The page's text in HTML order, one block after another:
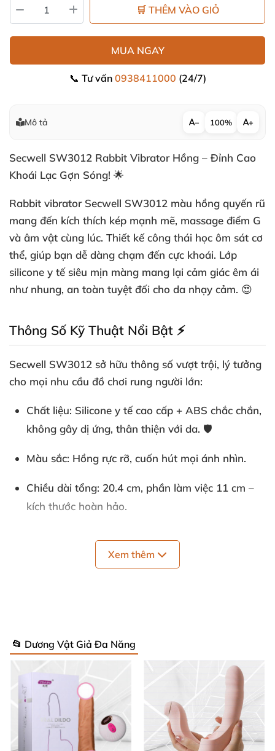
🛒 THÊM VÀO GIỎ
MUA NGAY
📞 Tư vấn 0938411000 (24/7)
Mô tả − 100% +
Secwell SW3012 Rabbit Vibrator Hồng – Đỉnh Cao
Khoái Lạc Gợn Sóng! 🌟
Rabbit vibrator Secwell SW3012 màu hồng quyến rũ
mang đến kích thích kép mạnh mẽ, massage điểm G
và âm vật cùng lúc. Thiết kế công thái học ôm sát cơ
thể, giúp bạn dễ dàng chạm đến cực khoái. Lớp
silicone y tế siêu mịn màng mang lại cảm giác êm ái
như nhung, an toàn tuyệt đối cho da nhạy cảm. 😍
Thông Số Kỹ Thuật Nổi Bật ⚡
Secwell SW3012 sở hữu thông số vượt trội, lý tưởng
cho mọi nhu cầu đồ chơi rung người lớn:
Chất liệu: Silicone y tế cao cấp + ABS chắc chắn,
không gây dị ứng, thân thiện với da. 🛡️
Màu sắc: Hồng rực rỡ, cuốn hút mọi ánh nhìn.
Chiều dài tổng: 20.4 cm, phần làm việc 11 cm –
kích thước hoàn hảo.
mạnh mẽ, đa dạng lựa chọn.
Sạc USB
: Sạc 120 phút, dùng liên tục 60 phút –
pin bền bỉ.
Chống nước IPX7: Tắm rửa thoải mái dưới vòi
Xem thêm
📂 Dương Vật Giả Đa Năng